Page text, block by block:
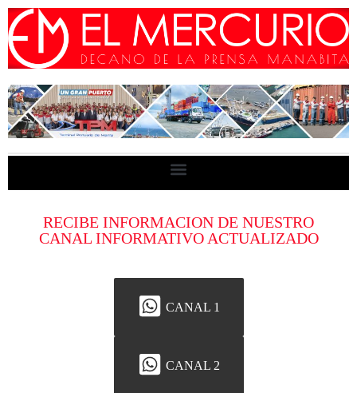
RECIBE INFORMACION DE NUESTRO
CANAL INFORMATIVO ACTUALIZADO
CANAL 1
CANAL 2